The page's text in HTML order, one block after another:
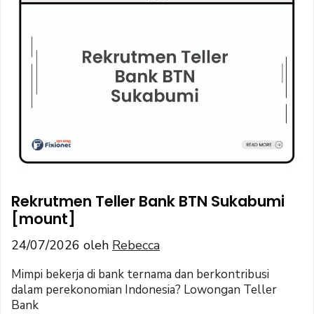
Rekrutmen Teller Bank BTN Sukabumi
[mount]
24/07/2026 oleh Rebecca
Mimpi bekerja di bank ternama dan berkontribusi
dalam perekonomian Indonesia? Lowongan Teller
Bank